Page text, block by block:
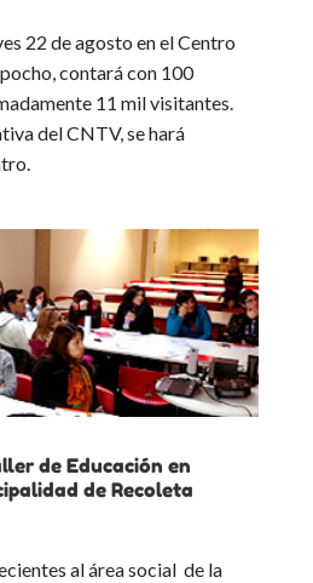
22 de agosto en el Centro
contará con 100
11 mil visitantes.
del CNTV, se hará
de Educación en
de Recoleta
al área social de la